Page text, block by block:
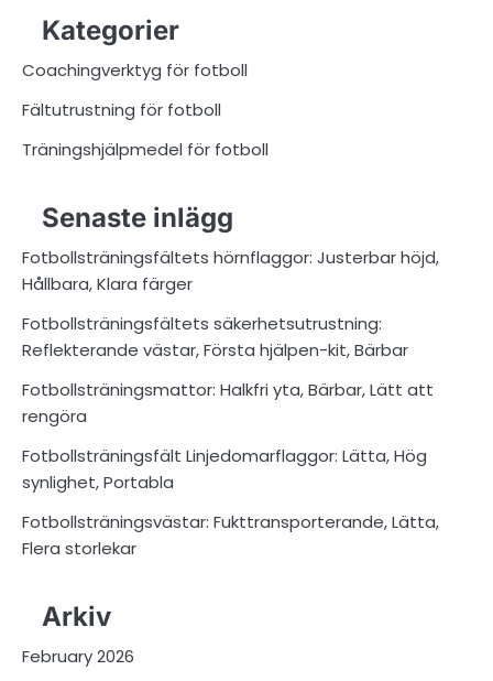
Kategorier
Coachingverktyg för fotboll
Fältutrustning för fotboll
Träningshjälpmedel för fotboll
Senaste inlägg
Fotbollsträningsfältets hörnflaggor: Justerbar höjd,
Hållbara, Klara färger
Fotbollsträningsfältets säkerhetsutrustning:
Reflekterande västar, Första hjälpen-kit, Bärbar
Fotbollsträningsmattor: Halkfri yta, Bärbar, Lätt att
rengöra
Fotbollsträningsfält Linjedomarflaggor: Lätta, Hög
synlighet, Portabla
Fotbollsträningsvästar: Fukttransporterande, Lätta,
Flera storlekar
Arkiv
February 2026